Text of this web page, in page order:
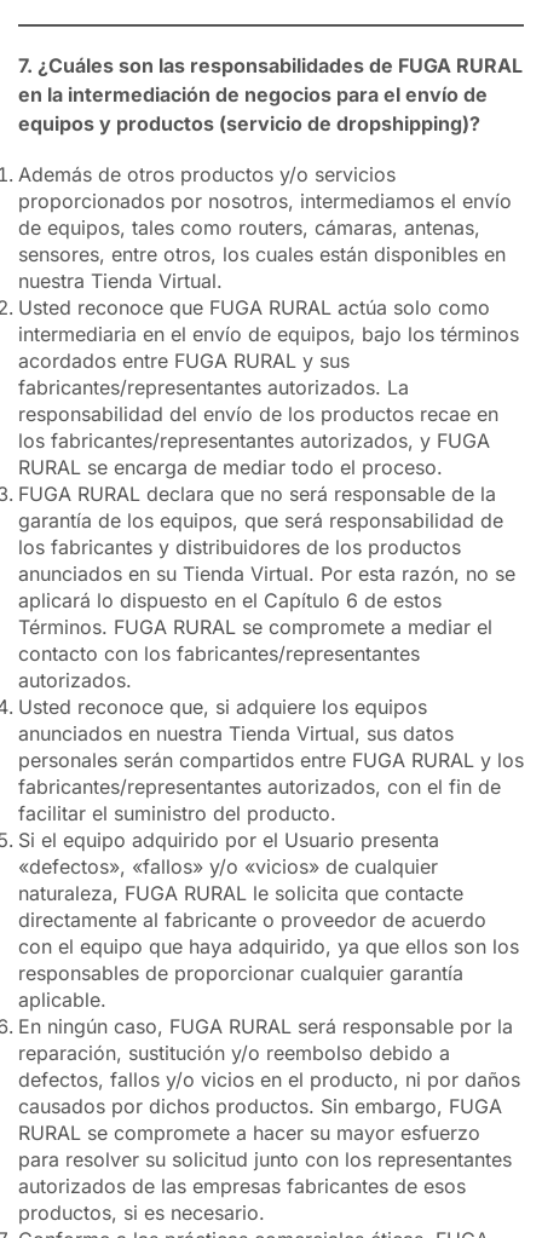
7. ¿Cuáles son las responsabilidades de FUGA RURAL
en la intermediación de negocios para el envío de
equipos y productos (servicio de dropshipping)?
Además de otros productos y/o servicios
proporcionados por nosotros, intermediamos el envío
de equipos, tales como routers, cámaras, antenas,
sensores, entre otros, los cuales están disponibles en
nuestra Tienda Virtual.
Usted reconoce que FUGA RURAL actúa solo como
intermediaria en el envío de equipos, bajo los términos
acordados entre FUGA RURAL y sus
fabricantes/representantes autorizados. La
responsabilidad del envío de los productos recae en
los fabricantes/representantes autorizados, y FUGA
RURAL se encarga de mediar todo el proceso.
FUGA RURAL declara que no será responsable de la
garantía de los equipos, que será responsabilidad de
los fabricantes y distribuidores de los productos
anunciados en su Tienda Virtual. Por esta razón, no se
aplicará lo dispuesto en el Capítulo 6 de estos
Términos. FUGA RURAL se compromete a mediar el
contacto con los fabricantes/representantes
autorizados.
Usted reconoce que, si adquiere los equipos
anunciados en nuestra Tienda Virtual, sus datos
personales serán compartidos entre FUGA RURAL y los
fabricantes/representantes autorizados, con el fin de
facilitar el suministro del producto.
Si el equipo adquirido por el Usuario presenta
«defectos», «fallos» y/o «vicios» de cualquier
naturaleza, FUGA RURAL le solicita que contacte
directamente al fabricante o proveedor de acuerdo
con el equipo que haya adquirido, ya que ellos son los
responsables de proporcionar cualquier garantía
aplicable.
En ningún caso, FUGA RURAL será responsable por la
reparación, sustitución y/o reembolso debido a
defectos, fallos y/o vicios en el producto, ni por daños
causados por dichos productos. Sin embargo, FUGA
RURAL se compromete a hacer su mayor esfuerzo
para resolver su solicitud junto con los representantes
autorizados de las empresas fabricantes de esos
productos, si es necesario.